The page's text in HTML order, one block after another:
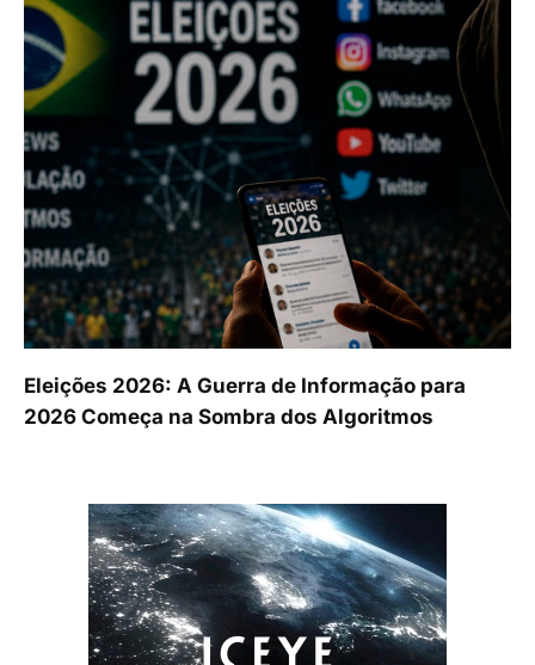
Eleições 2026: A Guerra de Informação para
2026 Começa na Sombra dos Algoritmos